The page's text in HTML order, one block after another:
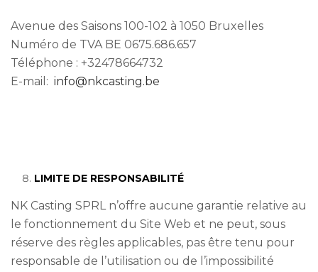
Avenue des Saisons 100-102 à 1050 Bruxelles
Numéro de TVA BE 0675.686.657
Téléphone : +32478664732
E-mail: info@nkcasting.be
LIMITE DE RESPONSABILITÉ
NK Casting SPRL n’offre aucune garantie relative au
le fonctionnement du Site Web et ne peut, sous
réserve des règles applicables, pas être tenu pour
responsable de l’utilisation ou de l’impossibilité